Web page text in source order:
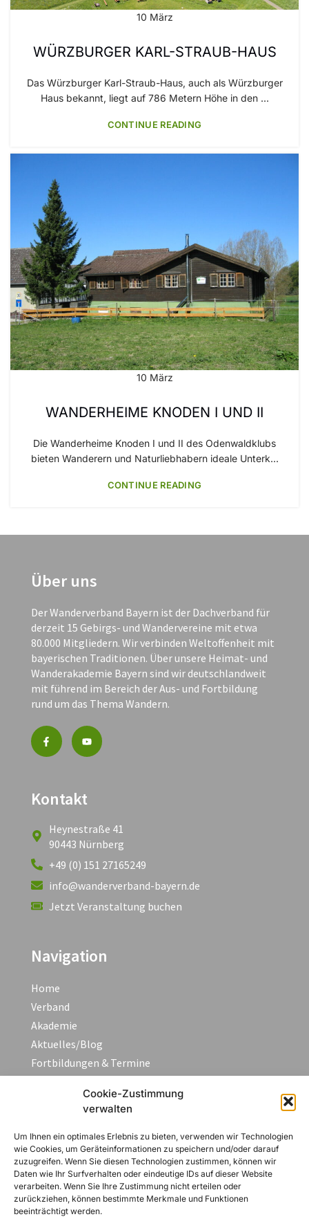
Cookie-Zustimmung
verwalten
Um Ihnen ein optimales Erlebnis zu bieten, verwenden wir Technologien
wie Cookies, um Geräteinformationen zu speichern und/oder darauf
zuzugreifen. Wenn Sie diesen Technologien zustimmen, können wir
Daten wie Ihr Surfverhalten oder eindeutige IDs auf dieser Website
verarbeiten. Wenn Sie Ihre Zustimmung nicht erteilen oder
zurückziehen, können bestimmte Merkmale und Funktionen
beeinträchtigt werden.
10 März
WÜRZBURGER KARL-STRAUB-HAUS
Das Würzburger Karl-Straub-Haus, auch als Würzburger
Haus bekannt, liegt auf 786 Metern Höhe in den ...
CONTINUE READING
10 März
WANDERHEIME KNODEN I UND II
Die Wanderheime Knoden I und II des Odenwaldklubs
bieten Wanderern und Naturliebhabern ideale Unterk...
CONTINUE READING
Über uns
Der Wanderverband Bayern ist der Dachverband für
derzeit 15 Gebirgs- und Wandervereine mit etwa
80.000 Mitgliedern. Wir verbinden Weltoffenheit mit
bayerischen Traditionen. Über unsere Heimat- und
Wanderakademie Bayern sind wir deutschlandweit
mit führend im Bereich der Aus- und Fortbildung
rund um das Thema Wandern.
Kontakt
Heynestraße 41
90443 Nürnberg
+49 (0) 151 27165249
info@wanderverband-bayern.de
Jetzt Veranstaltung buchen
Navigation
Home
Verband
Akademie
Aktuelles/Blog
Fortbildungen & Termine
Rechtliches
Impressum
Datenschutzerklärung
AGB